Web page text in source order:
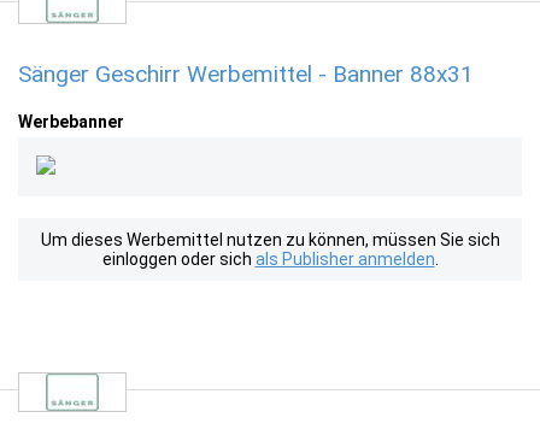
Sänger Geschirr Werbemittel - Banner 88x31
Werbebanner
Um dieses Werbemittel nutzen zu können, müssen Sie sich
einloggen oder sich als Publisher anmelden